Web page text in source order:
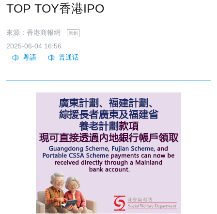
TOP TOY香港IPO
來源：香港商報網 原創
2025-06-04 16:56